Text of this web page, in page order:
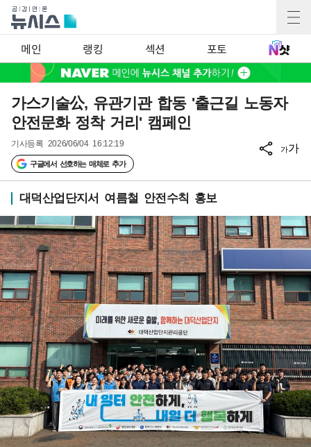
메인 랭킹 섹션 포토
가스기술公, 유관기관 합동 '출근길 노동자
안전문화 정착 거리' 캠페인
기사등록 2026/06/04 16:12:19
구글에서 선호하는 매체로 추가
가가
대덕산업단지서 여름철 안전수칙 홍보